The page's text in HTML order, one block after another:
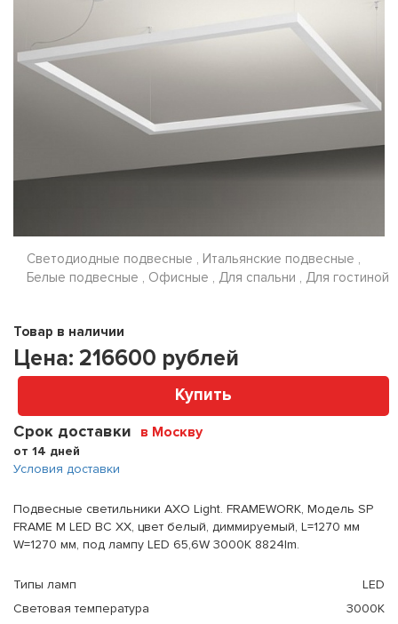
Светодиодные подвесные , Итальянские подвесные ,
Белые подвесные , Офисные , Для спальни , Для гостиной
Товар в наличии
Цена: 216600 рублей
Купить
Срок доставки в Москву
от 14 дней
Условия доставки
Подвесные светильники AXO Light. FRAMEWORK, Модель SP
FRAME M LED BC XX, цвет белый, диммируемый, L=1270 мм
W=1270 мм, под лампу LED 65,6W 3000K 8824lm.
Типы ламп
LED
Световая температура
3000К